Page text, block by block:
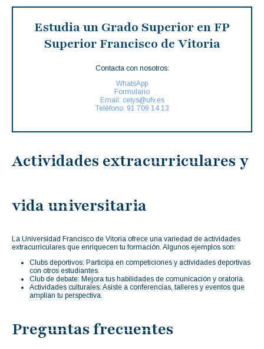
Estudia un Grado Superior en FP
Superior Francisco de Vitoria
Contacta con nosotros:
WhatsApp
Formulario
Email: cetys@ufv.es
Teléfono: 91 709 14 13
Actividades extracurriculares y
vida universitaria
La Universidad Francisco de Vitoria ofrece una variedad de actividades
extracurriculares que enriquecen tu formación. Algunos ejemplos son:
Clubs deportivos: Participa en competiciones y actividades deportivas
con otros estudiantes.
Club de debate: Mejora tus habilidades de comunicación y oratoria.
Actividades culturales: Asiste a conferencias, talleres y eventos que
amplían tu perspectiva.
Preguntas frecuentes